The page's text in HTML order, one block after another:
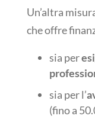
Un’altra
che offre
sia per
sia per l’
(fino a